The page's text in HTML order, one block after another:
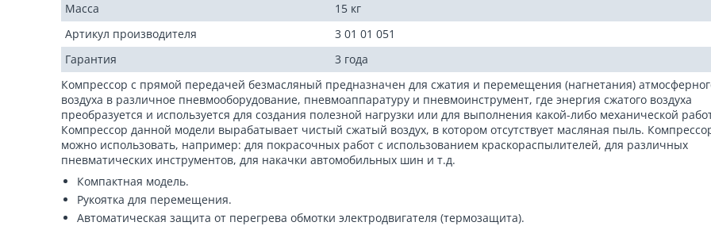
Масса
15 кг
Артикул производителя
3 01 01 051
Гарантия
3 года
Компрессор с прямой передачей безмасляный предназначен для сжатия и перемещения (нагнетания)
воздуха в различное пневмооборудование, пневмоаппаратуру и пневмоинструмент, где энергия сжатого воздуха
преобразуется и используется для создания полезной нагрузки или для выполнения какой-либо механической
Компрессор данной модели вырабатывает чистый сжатый воздух, в котором отсутствует масляная пыль.
можно использовать, например: для покрасочных работ с использованием краскораспылителей, для различных
пневматических инструментов, для накачки автомобильных шин и т.д.
Компактная модель.
Рукоятка для перемещения.
Автоматическая защита от перегрева обмотки электродвигателя (термозащита).